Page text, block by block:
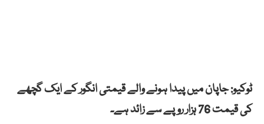
ٹوکیو: جاپان میں پیدا ہونے والے قیمتی انگور کے ایک گچھے
کی قیمت 76 ہزار روپے سے زائد ہے۔